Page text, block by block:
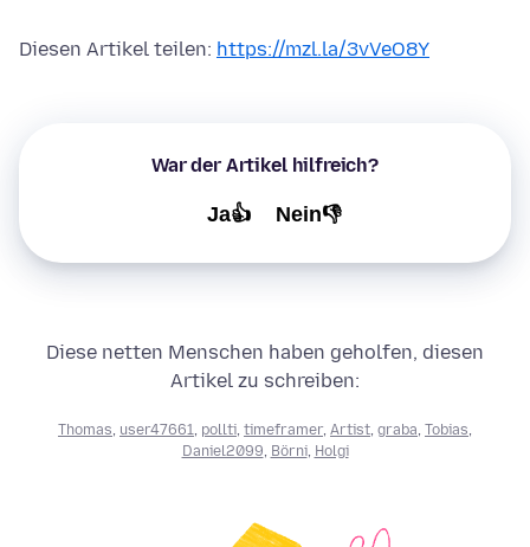
Diesen Artikel teilen: https://mzl.la/3vVeO8Y
War der Artikel hilfreich?
Ja👍 Nein👎
Diese netten Menschen haben geholfen, diesen
Artikel zu schreiben:
Thomas user47661 pollti timeframer, Artist graba Tobias
Daniel2099 Börni, Holgi